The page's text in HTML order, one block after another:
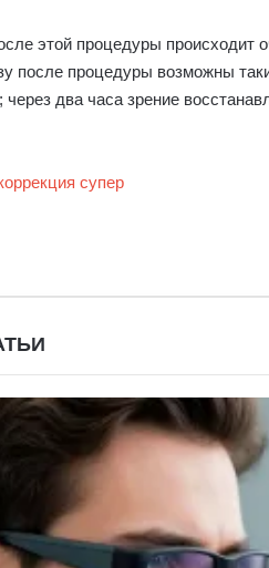
этой процедуры
после процедуры возможны
через два часа зрение
супер